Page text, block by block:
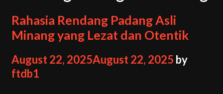
Rahasia Rendang Padang Asli
Minang yang Lezat dan Otentik
August 22, 2025August 22, 2025 by
ftdb1